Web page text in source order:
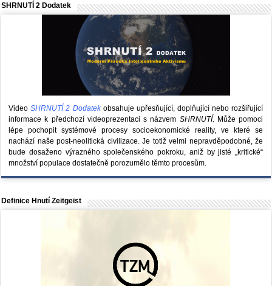
SHRNUTÍ 2 Dodatek
VideoSHRNUTÍ 2 Dodatekobsahuje upřesňující, doplňující nebo rozšiřující
informace k předchozí videoprezentaci s názvem SHRNUTÍ. Může pomoci
lépe pochopit systémové procesy socioekonomické reality, ve které se
nachází naše post-neolitická civilizace. Je totiž velmi nepravděpodobné, že
bude dosaženo výrazného společenského pokroku, aniž by jisté „kritické“
množství populace dostatečně porozumělo těmto procesům.
Definice Hnutí Zeitgeist